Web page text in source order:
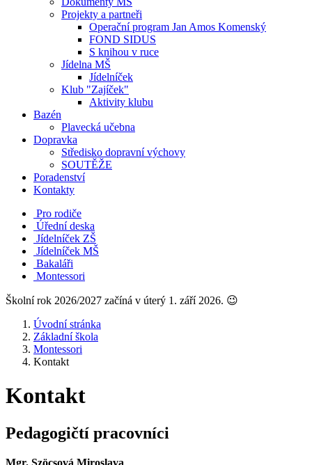
Projekty a partneři
Operační program Jan Amos Komenský
FOND SIDUS
S knihou v ruce
Jídelna MŠ
Jídelníček
Klub "Zajíček"
Aktivity klubu
Bazén
Plavecká učebna
Dopravka
Středisko dopravní výchovy
SOUTĚŽE
Poradenství
Kontakty
Pro rodiče
Úřední deska
Jídelníček ZŠ
Jídelníček MŠ
Bakaláři
Montessori
Školní rok 2026/2027 začíná v úterý 1. září 2026. 😉
Úvodní stránka
Základní škola
Montessori
Kontakt
Kontakt
Pedagogičtí pracovníci
Mgr. Szöcsová Miroslava